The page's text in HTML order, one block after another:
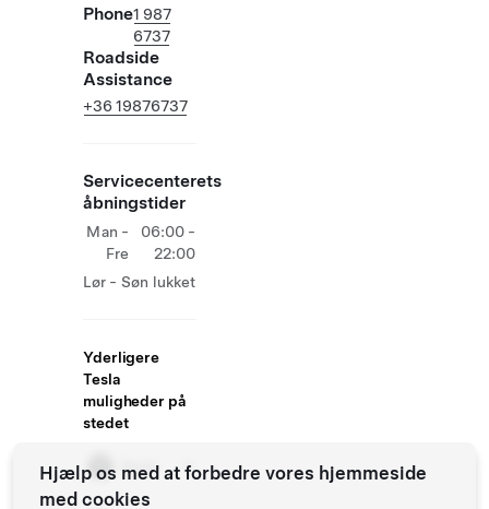
Phone1 987
6737
Roadside
Assistance
+36 19876737
Servicecenterets
åbningstider
Man -
Fre
06:00 -
22:00
Lør - Søn lukket
Yderligere
Tesla
muligheder på
stedet
Butik
Hjælp os med at forbedre vores hjemmeside
med cookies